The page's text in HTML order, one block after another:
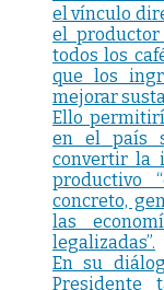
el vínculo
el
todos los
que los
mejorar
Ello
en el país
convertir la
productivo
concreto,
las
legalizadas”.
En su
Presidente